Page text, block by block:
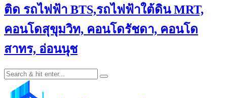
ติด รถไฟฟ้า BTS,รถไฟฟ้าใต้ดิน MRT,
คอนโดสุขุมวิท, คอนโดรัชดา, คอนโด
สาทร, อ่อนนุช